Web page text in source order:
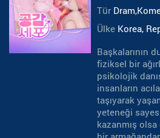
Tür
Ülke Korea,
Başkalarının
fiziksel bir
psikolojik
insanların
taşıyarak
yeteneği
kazanmış